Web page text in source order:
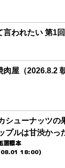
言われたい 第1回
肉屋（2026.8.2
シューナッツの
プルは甘渋かっ
置標本
18:00)